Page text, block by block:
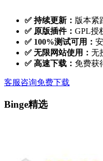
✅ 持续更新： 版本紧
✅ 原版插件： GPL授
✅ 100%测试可用：
✅ 无限网站使用： 无
✅ 高速下载： 免费获
客服咨询免费下载
Binge精选